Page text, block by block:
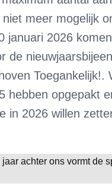
niet meer mogelijk
januari 2026
de
Toegankelijk!.
hebben opgepakt
in 2026 willen